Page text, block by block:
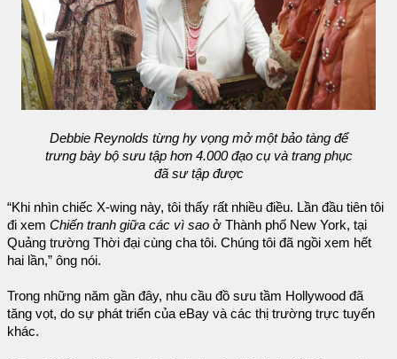
Debbie Reynolds từng hy vọng mở một bảo tàng để
trưng bày bộ sưu tập hơn 4.000 đạo cụ và trang phục
đã sư tập được
“Khi nhìn chiếc X-wing này, tôi thấy rất nhiều điều. Lần đầu tiên tôi
đi xem Chiến tranh giữa các vì sao ở Thành phố New York, tại
Quảng trường Thời đại cùng cha tôi. Chúng tôi đã ngồi xem hết
hai lần,” ông nói.
Trong những năm gần đây, nhu cầu đồ sưu tầm Hollywood đã
tăng vọt, do sự phát triển của eBay và các thị trường trực tuyến
khác.